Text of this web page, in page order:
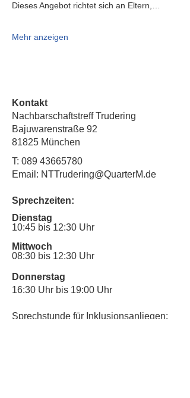
Dieses Angebot richtet sich an Eltern,…
Mehr anzeigen
Kontakt
Nachbarschaftstreff Trudering
Bajuwarenstraße 92
81825 München
T: 089 43665780
Email: NTTrudering@QuarterM.de
Sprechzeiten:
Dienstag
10:45 bis 12:30 Uhr
Mittwoch
08:30 bis 12:30 Uhr
Donnerstag
16:30 Uhr bis 19:00 Uhr
Sprechstunde für Inklusionsanliegen: